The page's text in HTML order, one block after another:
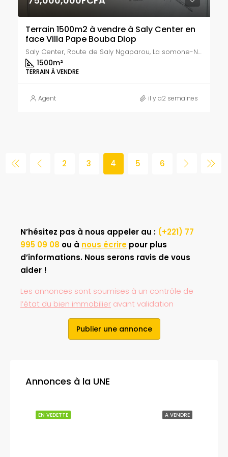
Terrain 1500m2 à vendre à Saly Center en
face Villa Pape Bouba Diop
Saly Center, Route de Saly Ngaparou, La somone-Ngaparou, Nguerigne, Saly Portudal, Département de M'bour, Région de Thiès, 38168, Sénégal
1500m²
TERRAIN À VENDRE
Agent il y a2 semaines
2 3 4 5 6
N’hésitez pas à nous appeler au : (+221) 77
995 09 08 ou à nous écrire pour plus
d’informations. Nous serons ravis de vous
aider !
Les annonces sont soumises à un contrôle de
l’état du bien immobilier avant validation
Publier une annonce
Annonces à la UNE
A VENDRE
EN VEDETTE